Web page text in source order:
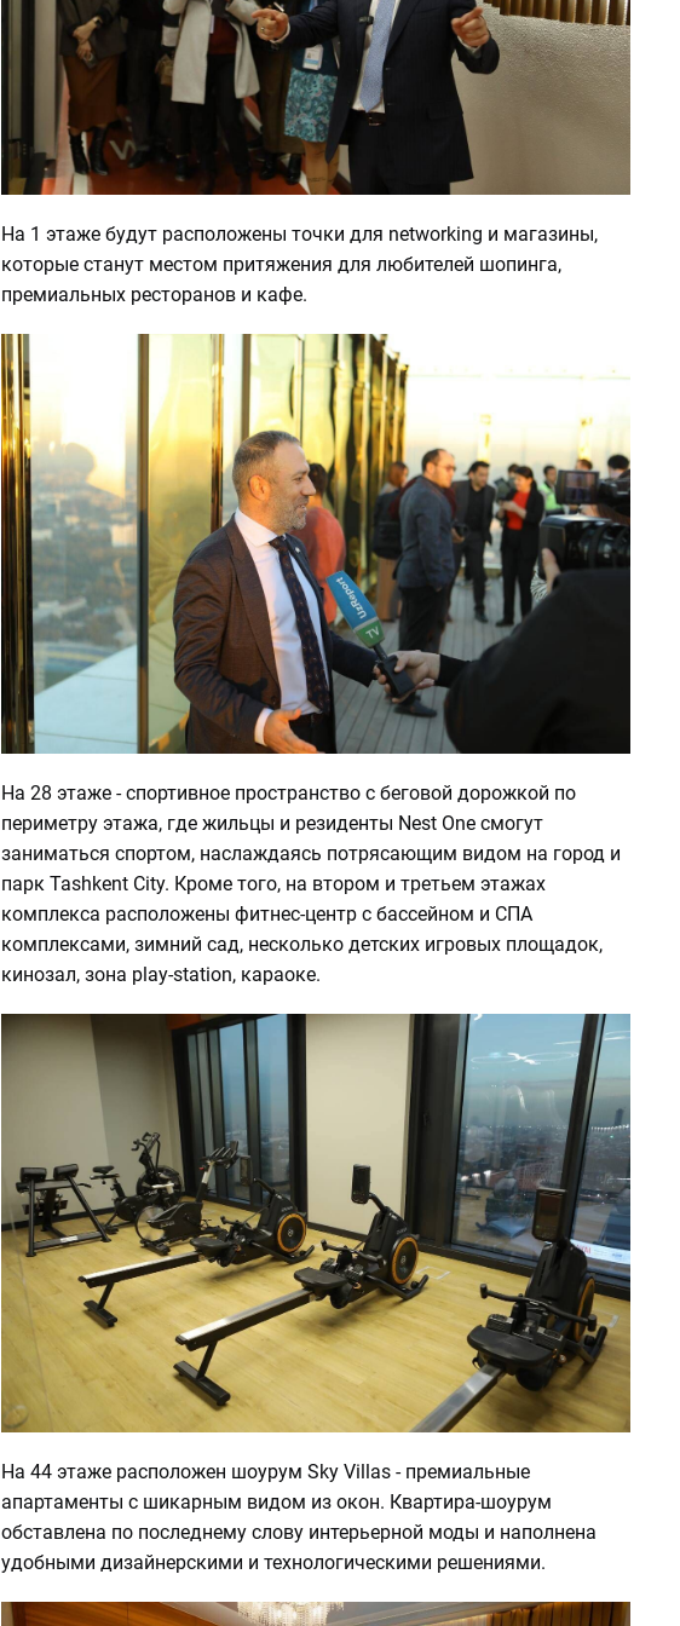
На 1 этаже будут расположены точки для networking и магазины,
которые станут местом притяжения для любителей шопинга,
премиальных ресторанов и кафе.
На 28 этаже - спортивное пространство с беговой дорожкой по
периметру этажа, где жильцы и резиденты Nest One смогут
заниматься спортом, наслаждаясь потрясающим видом на город и
парк Tashkent City. Кроме того, на втором и третьем этажах
комплекса расположены фитнес-центр с бассейном и СПА
комплексами, зимний сад, несколько детских игровых площадок,
кинозал, зона play-station, караоке.
На 44 этаже расположен шоурум Sky Villas - премиальные
апартаменты с шикарным видом из окон. Квартира-шоурум
обставлена по последнему слову интерьерной моды и наполнена
удобными дизайнерскими и технологическими решениями.